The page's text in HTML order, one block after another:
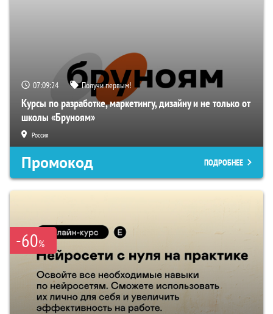
07:09:23 Получи первым!
Курсы по разработке, маркетингу, дизайну и не только от
школы «Бруноям»
Россия
Промокод ПОДРОБНЕЕ
-60%